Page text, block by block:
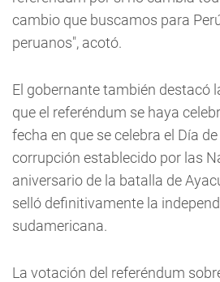
cambio que buscamos para
peruanos", acotó.
El gobernante también destacó
que el referéndum se haya
fecha en que se celebra el Día
corrupción establecido por las
aniversario de la batalla de
selló definitivamente la
sudamericana.
La votación del referéndum